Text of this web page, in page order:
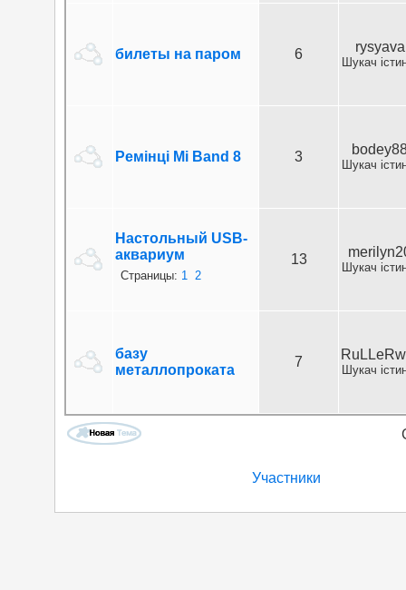
билеты на паром 6 rysyava
Шукач
Ремінці Mi Band 8 3
Шукач
Настольный USB-
аквариум
Страницы: 1 2
13
Шукач
базу
металлопроката
7
Шукач
Участники